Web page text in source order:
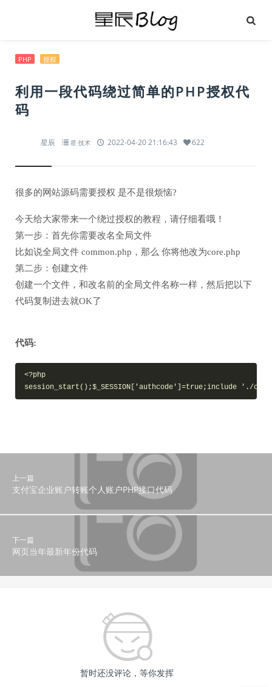
PHP 授权
利用一段代码绕过简单的PHP授权代
码
星辰 星·技术 2022-04-20 21:16:43 622
很多的网站源码需要授权 是不是很烦恼?
今天给大家带来一个绕过授权的教程，请仔细看哦！
第一步：首先你需要改名全局文件
比如说全局文件 common.php，那么 你将他改为core.php
第二步：创建文件
创建一个文件，和改名前的全局文件名称一样，然后把以下
代码复制进去就OK了
代码:
<?php
session_start();$_SESSION['authcode']=true;include './
上一篇
支付宝企业账户转账个人账户PHP接口代码
下一篇
网页当年最新年份代码
暂时还没评论，等你发挥